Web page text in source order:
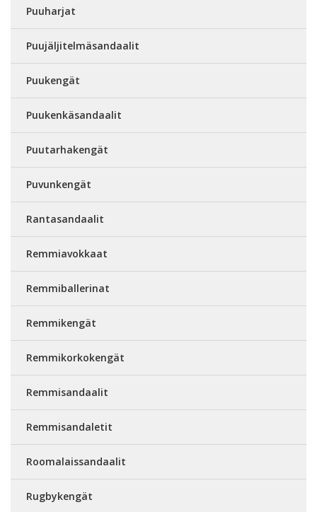
Puuharjat
Puujäljitelmäsandaalit
Puukengät
Puukenkäsandaalit
Puutarhakengät
Puvunkengät
Rantasandaalit
Remmiavokkaat
Remmiballerinat
Remmikengät
Remmikorkokengät
Remmisandaalit
Remmisandaletit
Roomalaissandaalit
Rugbykengät